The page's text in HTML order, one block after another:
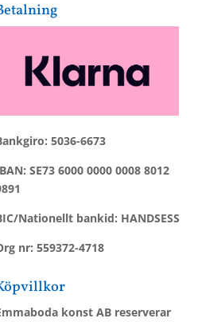
5036-6673
SE73 6000 0000 0008 8012
Nationellt bankid: HANDSESS
nr: 559372-4718
konst AB reserverar